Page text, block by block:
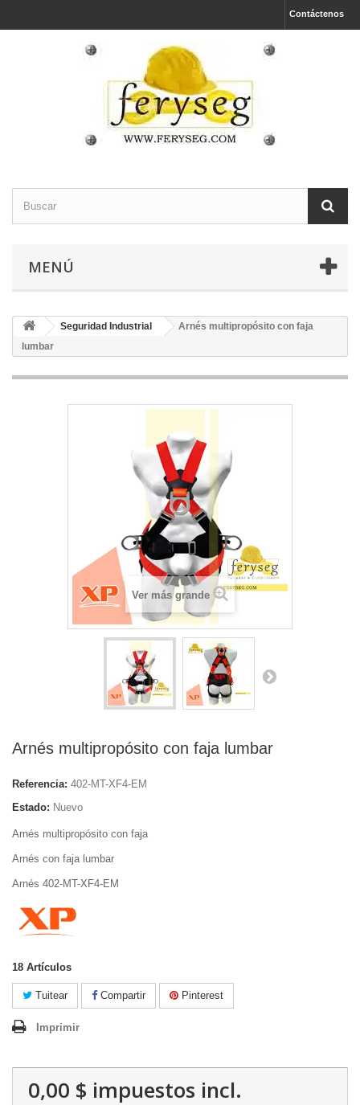
Contáctenos
MENÚ
Seguridad Industrial
Arnés multipropósito con faja
lumbar
Ver más grande
Arnés multipropósito con faja lumbar
Referencia: 402-MT-XF4-EM
Estado: Nuevo
Arnés multipropósito con faja
Arnés con faja lumbar
Arnés 402-MT-XF4-EM
18 Artículos
Tuitear Compartir Pinterest
Imprimir
0,00 $ impuestos incl.